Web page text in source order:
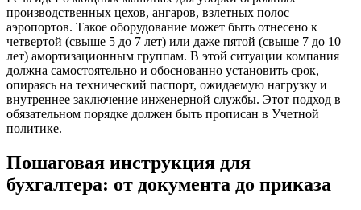
производственных цехов, ангаров, взлетных полос
аэропортов. Такое оборудование может быть отнесено к
четвертой (свыше 5 до 7 лет) или даже пятой (свыше 7 до 10
лет) амортизационным группам. В этой ситуации компания
должна самостоятельно и обоснованно установить срок,
опираясь на технический паспорт, ожидаемую нагрузку и
внутреннее заключение инженерной службы. Этот подход в
обязательном порядке должен быть прописан в Учетной
политике.
Пошаговая инструкция для
бухгалтера: от документа до приказа